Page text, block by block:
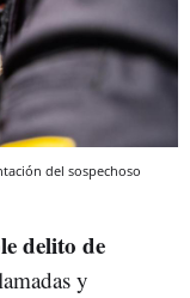
del sospechoso
delito de
y